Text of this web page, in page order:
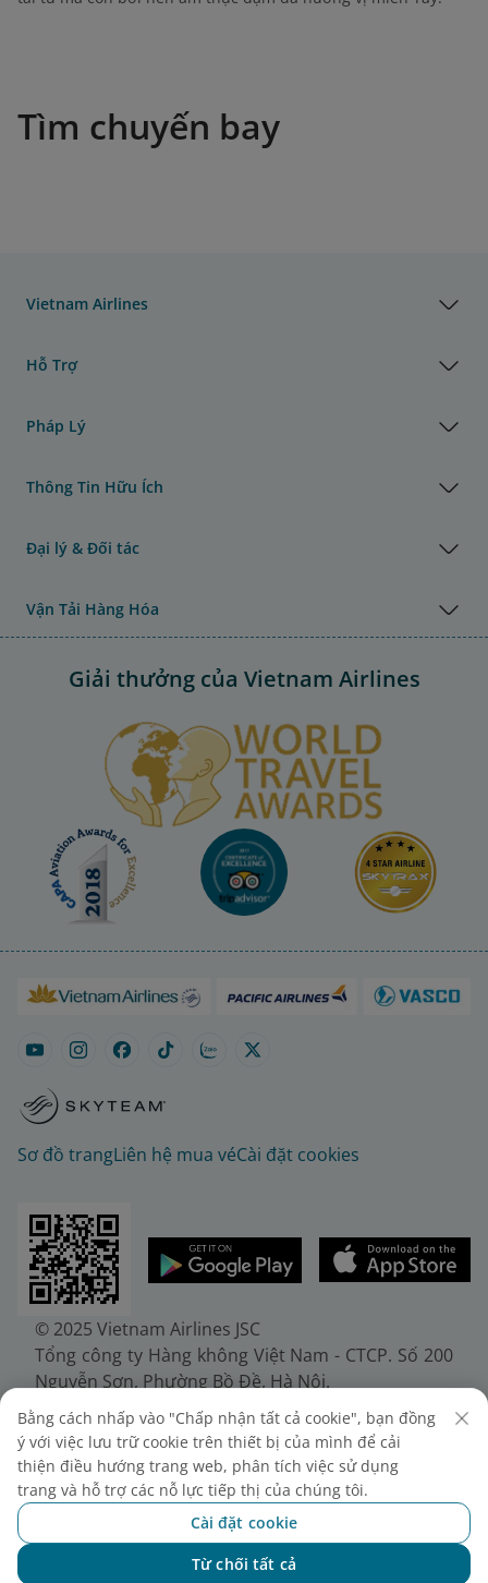
Tìm chuyến bay
Vietnam Airlines
Hỗ Trợ
Pháp Lý
Thông Tin Hữu Ích
Đại lý & Đối tác
Vận Tải Hàng Hóa
Giải thưởng của Vietnam Airlines
Sơ đồ trangLiên hệ mua véCài đặt cookies
© 2025 Vietnam Airlines JSC
Tổng công ty Hàng không Việt Nam - CTCP. Số 200
Nguyễn Sơn, Phường Bồ Đề, Hà Nội.
Điện thoại: (+84-24) 38272289. Fax: (+84-24)
38722375
Giấy chứng nhận đăng ký doanh nghiệp, mã số
doanh nghiệp 0100107518, đăng ký lần đầu ngày
30/6/2010, đăng ký thay đổi lần thứ 10 ngày
24/7/2025, cấp bởi Sở Tài chính Thành phố Hà Nội.
Bằng cách nhấp vào "Chấp nhận tất cả cookie", bạn đồng
ý với việc lưu trữ cookie trên thiết bị của mình để cải
thiện điều hướng trang web, phân tích việc sử dụng
trang và hỗ trợ các nỗ lực tiếp thị của chúng tôi.
Cài đặt cookie
Từ chối tất cả